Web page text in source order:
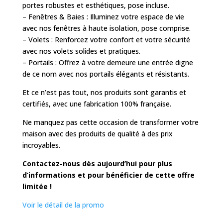
portes robustes et esthétiques, pose incluse.
– Fenêtres & Baies : Illuminez votre espace de vie
avec nos fenêtres à haute isolation, pose comprise.
– Volets : Renforcez votre confort et votre sécurité
avec nos volets solides et pratiques.
– Portails : Offrez à votre demeure une entrée digne
de ce nom avec nos portails élégants et résistants.
Et ce n’est pas tout, nos produits sont garantis et
certifiés, avec une fabrication 100% française.
Ne manquez pas cette occasion de transformer votre
maison avec des produits de qualité à des prix
incroyables.
Contactez-nous dès aujourd’hui pour plus
d’informations et pour bénéficier de cette offre
limitée !
Voir le détail de la promo